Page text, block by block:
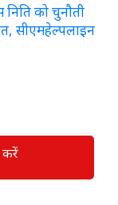
निति को चुनौती
सीएमहेल्पलाइन
करें